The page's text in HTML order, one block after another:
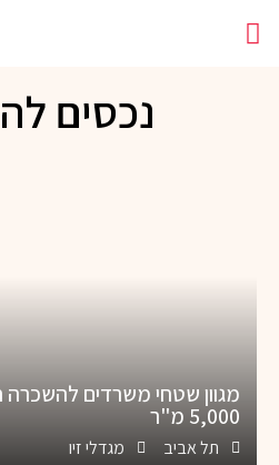
נכסים
5,000 מ"ר
תל אביב מגדלי זיו